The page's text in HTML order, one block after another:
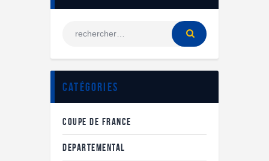
Catégories
COUPE DE FRANCE
DEPARTEMENTAL